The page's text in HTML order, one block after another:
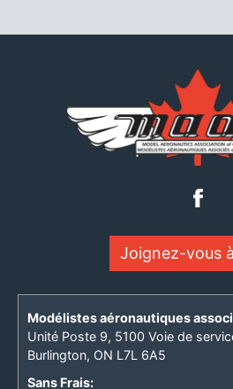
Joignez-vous
Modélistes aéronautiques
Unité Poste 9, 5100 Voie de
Burlington, ON L7L 6A5
Sans Frais: